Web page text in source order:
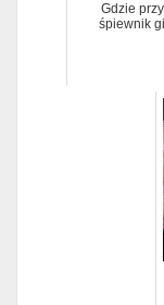
Gdzie
śpiewnik